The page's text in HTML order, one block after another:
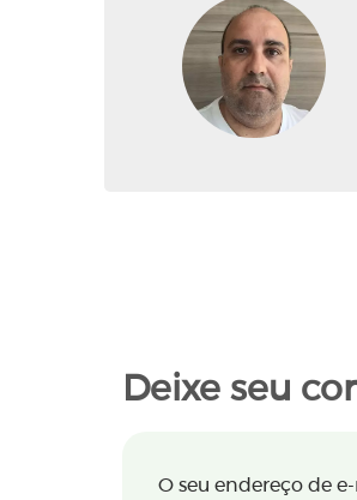
Deixe seu
O seu endereço de